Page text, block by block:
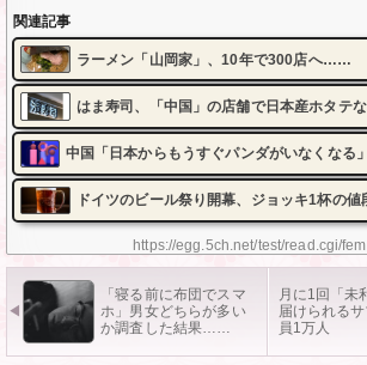
https://egg.5ch.net/test/read.cgi/
関連記事
ラーメン「山岡家」、10年で300店へ……
はま寿司、「中国」の店舗で日本産ホタテ
中国「日本からもうすぐパンダがいなくなる
ドイツのビール祭り開幕、ジョッキ1杯の
「寝る前に布団でスマ
ホ」男女どちらが多い
か調査した結果……
月に1回「未
届けられる
員1万人